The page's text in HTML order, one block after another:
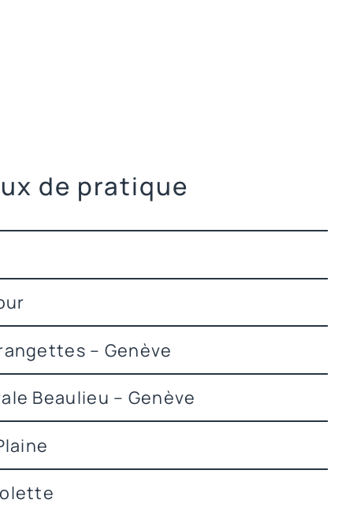
de pratique
– Genève
Beaulieu – Genève